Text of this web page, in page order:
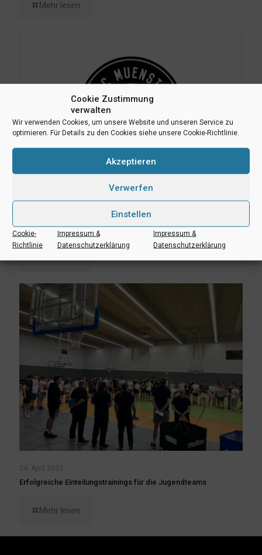
Cookie Zustimmung
verwalten
Wir verwenden Cookies, um unsere Website und unseren Service zu
optimieren. Für Details zu den Cookies siehe unsere Cookie-Richtlinie.
Akzeptieren
Verwerfen
Einstellen
Cookie-
Richtlinie
Impressum &
Datenschutzerklärung
Impressum &
Datenschutzerklärung
Mehr lesen
1. Juni 2023
Vorbereitungsturnier: U14, JBBL & NBBL / aktuelle Ergebnisse
von Tag 1 und 2
24. April 2023
Erfolgreiche Einteilungstrainings für die Jugendteams
Mehr lesen